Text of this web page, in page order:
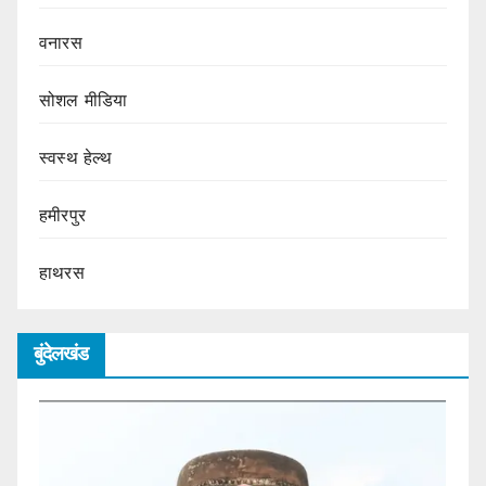
वनारस
सोशल मीडिया
स्वस्थ हेल्थ
हमीरपुर
हाथरस
बुंदेलखंड